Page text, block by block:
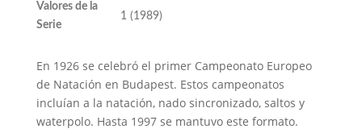
Valores de la
Serie
1 (1989)
En 1926 se celebró el primer Campeonato Europeo
de Natación en Budapest. Estos campeonatos
incluían a la natación, nado sincronizado, saltos y
waterpolo. Hasta 1997 se mantuvo este formato.